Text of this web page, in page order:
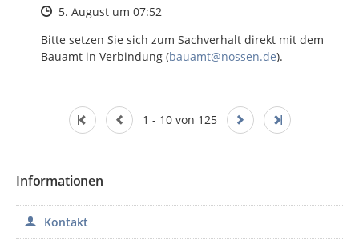
Zeitpunkt des Erstellens
5. August um 07:52
Bitte setzen Sie sich zum Sachverhalt direkt mit dem
Bauamt in Verbindung (bauamt@nossen.de).
1 - 10 von 125
Informationen
Kontakt